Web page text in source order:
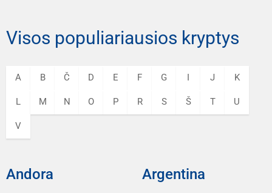
Visos populiariausios kryptys
A B Č D E F G I J K
L M N O P R S Š T U
V
Andora Argentina